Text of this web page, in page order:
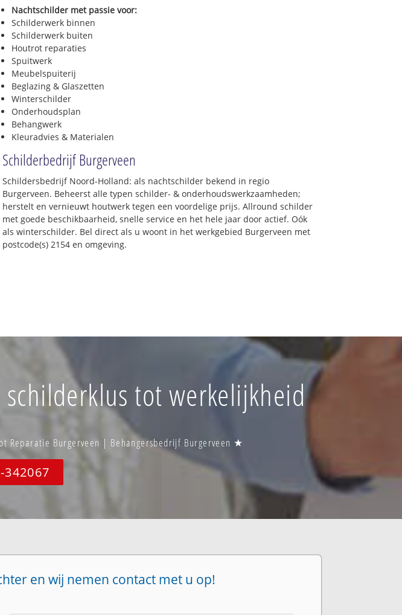
Nachtschilder met passie voor:
Schilderwerk binnen
Schilderwerk buiten
Houtrot reparaties
Spuitwerk
Meubelspuiterij
Beglazing & Glaszetten
Winterschilder
Onderhoudsplan
Behangwerk
Kleuradvies & Materialen
Schilderbedrijf Burgerveen
Schildersbedrijf Noord-Holland: als nachtschilder bekend in regio
Burgerveen. Beheerst alle typen schilder- & onderhoudswerkzaamheden;
herstelt en vernieuwt houtwerk tegen een voordelige prijs. Allround schilder
met goede beschikbaarheid, snelle service en het hele jaar door actief. Oók
als winterschilder. Bel direct als u woont in het werkgebied Burgerveen met
postcode(s) 2154 en omgeving.
tot werkelijkheid
Burgerveen | Behangersbedrijf Burgerveen ★
342067
en wij nemen contact met u op!